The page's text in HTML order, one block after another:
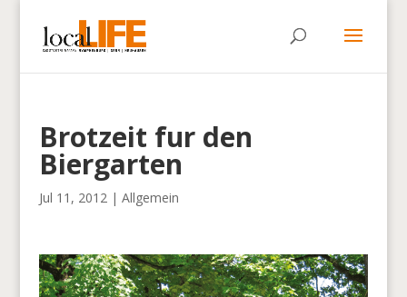
Brotzeit fur den
Biergarten
Jul 11, 2012| Allgemein